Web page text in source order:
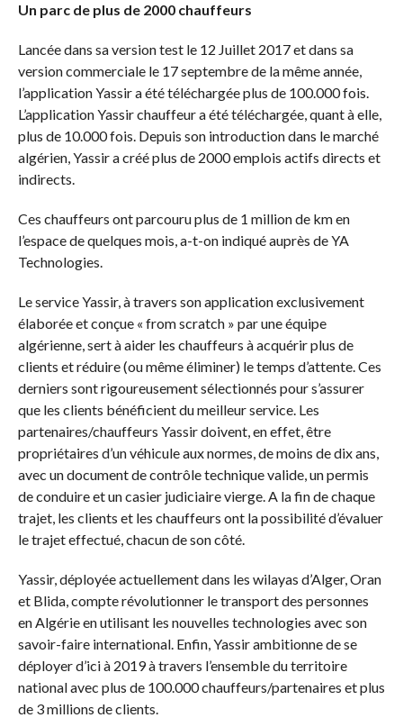
Un parc de plus de 2000 chauffeurs
Lancée dans sa version test le 12 Juillet 2017 et dans sa
version commerciale le 17 septembre de la même année,
l’application Yassir a été téléchargée plus de 100.000 fois.
L’application Yassir chauffeur a été téléchargée, quant à elle,
plus de 10.000 fois. Depuis son introduction dans le marché
algérien, Yassir a créé plus de 2000 emplois actifs directs et
indirects.
Ces chauffeurs ont parcouru plus de 1 million de km en
l’espace de quelques mois, a-t-on indiqué auprès de YA
Technologies.
Le service Yassir, à travers son application exclusivement
élaborée et conçue « from scratch » par une équipe
algérienne, sert à aider les chauffeurs à acquérir plus de
clients et réduire (ou même éliminer) le temps d’attente. Ces
derniers sont rigoureusement sélectionnés pour s’assurer
que les clients bénéficient du meilleur service. Les
partenaires/chauffeurs Yassir doivent, en effet, être
propriétaires d’un véhicule aux normes, de moins de dix ans,
avec un document de contrôle technique valide, un permis
de conduire et un casier judiciaire vierge. A la fin de chaque
trajet, les clients et les chauffeurs ont la possibilité d’évaluer
le trajet effectué, chacun de son côté.
Yassir, déployée actuellement dans les wilayas d’Alger, Oran
et Blida, compte révolutionner le transport des personnes
en Algérie en utilisant les nouvelles technologies avec son
savoir-faire international. Enfin, Yassir ambitionne de se
déployer d’ici à 2019 à travers l’ensemble du territoire
national avec plus de 100.000 chauffeurs/partenaires et plus
de 3 millions de clients.